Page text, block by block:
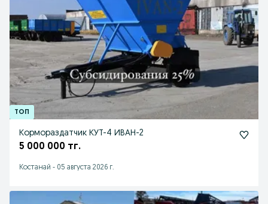
Кормораздатчик КУТ-4 ИВАН-2
5 000 000 тг.
Костанай - 05 августа 2026 г.